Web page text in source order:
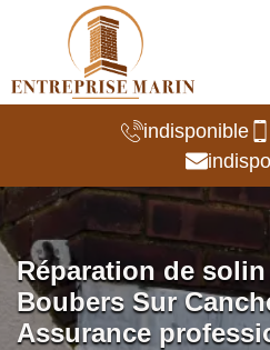
indisponible
Réparation de
Boubers Sur
Assurance